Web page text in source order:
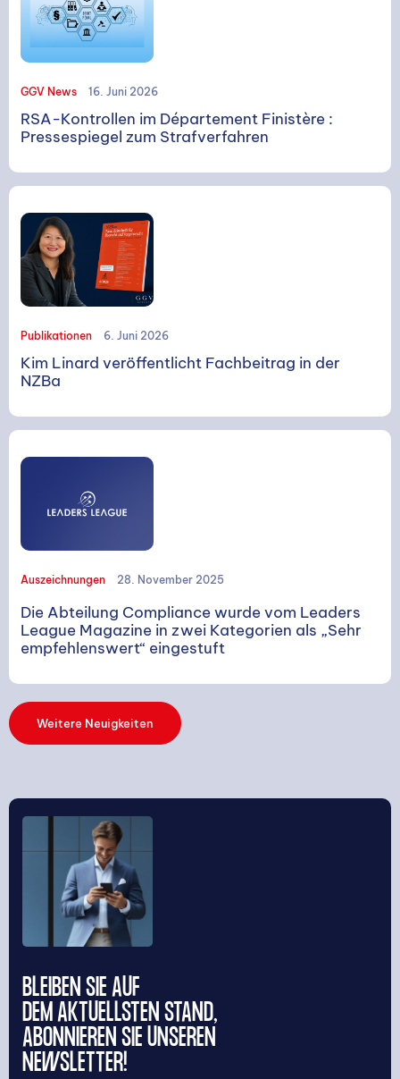
SUCHE
GGV News 16. Juni 2026
RSA-Kontrollen im Département Finistère :
Pressespiegel zum Strafverfahren
Publikationen 6. Juni 2026
Kim Linard veröffentlicht Fachbeitrag in der
NZBa
Auszeichnungen 28. November 2025
Die Abteilung Compliance wurde vom Leaders
League Magazine in zwei Kategorien als „Sehr
empfehlenswert“ eingestuft
Weitere Neuigkeiten
BLEIBEN SIE AUF
DEM AKTUELLSTEN STAND,
ABONNIEREN SIE UNSEREN
NEWSLETTER!